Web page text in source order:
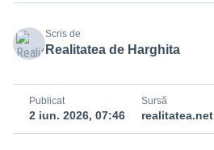
Scris de
Realitatea de Harghita
Publicat
2 iun. 2026, 07:46
Sursă
realitatea.net